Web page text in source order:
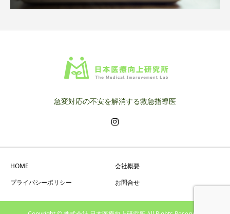
急変対応の不安を解消する救急指導医
HOME
会社概要
プライバシーポリシー
お問合せ